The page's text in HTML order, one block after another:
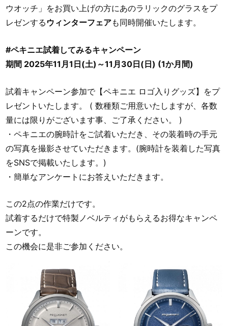
ウオッチ」をお買い上げの方にあのラリックのグラスをプ
レゼンする ウィンターフェアも同時開催いたします。
#ペキニエ試着してみるキャンペーン
期間 2025年11月1日(土)～11月30日(日) (1か月間)
試着キャンペーン参加で【ペキニエ ロゴ入りグッズ】をプ
レゼントいたします。 ( 数種類ご用意いたしますが、各数
量には限りがございます事、ご了承ください。 )
・ペキニエの腕時計をご試着いただき、その装着時の手元
の写真を撮影させていただきます。(腕時計を装着した写真
をSNSで掲載いたします。)
・簡単なアンケートにお答えいただきます。
この2点の作業だけです。
試着するだけで特製ノベルティがもらえるお得なキャンペ
ーンです。
この機会に是非ご参加ください。